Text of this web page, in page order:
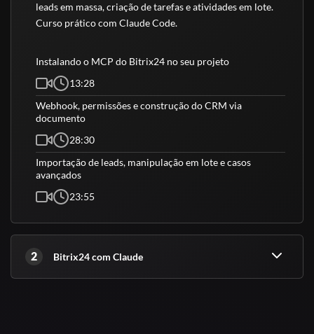
leads em massa, criação de tarefas e atividades em lote.
Curso prático com Claude Code.
Instalando o MCP do Bitrix24 no seu projeto
13:28
Webhook, permissões e construção do CRM via
documento
28:30
Importação de leads, manipulação em lote e casos
avançados
23:55
2 Bitrix24 com Claude